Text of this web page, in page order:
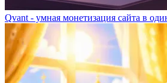
Qvant - умная монетизация сайта в